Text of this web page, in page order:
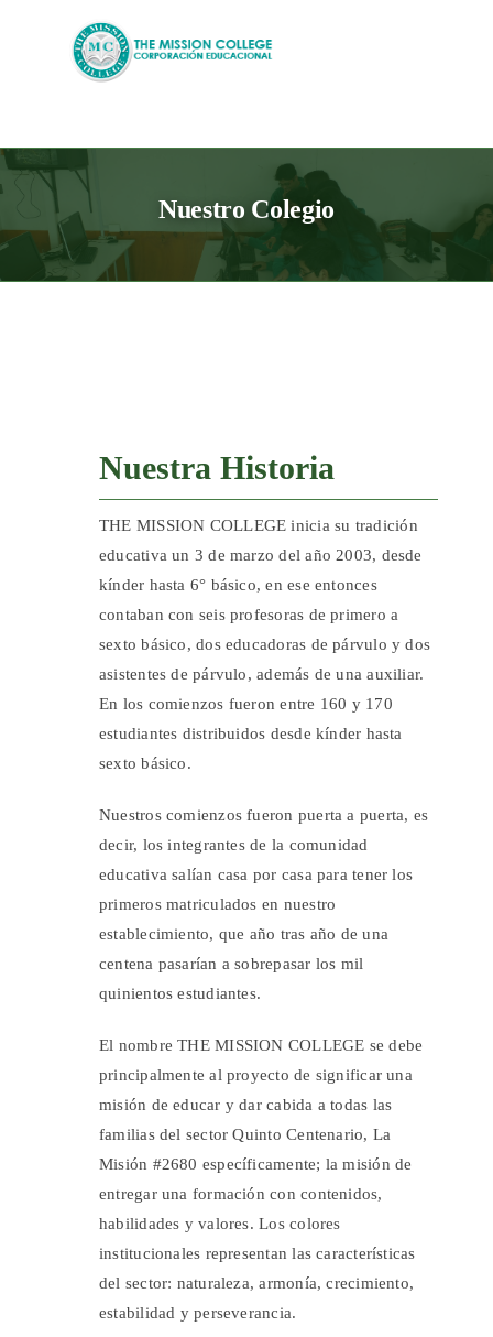
Nuestro Colegio
Nuestra Historia
THE MISSION COLLEGE inicia su tradición
educativa un 3 de marzo del año 2003, desde
kínder hasta 6° básico, en ese entonces
contaban con seis profesoras de primero a
sexto básico, dos educadoras de párvulo y dos
asistentes de párvulo, además de una auxiliar.
En los comienzos fueron entre 160 y 170
estudiantes distribuidos desde kínder hasta
sexto básico.
Nuestros comienzos fueron puerta a puerta, es
decir, los integrantes de la comunidad
educativa salían casa por casa para tener los
primeros matriculados en nuestro
establecimiento, que año tras año de una
centena pasarían a sobrepasar los mil
quinientos estudiantes.
El nombre THE MISSION COLLEGE se debe
principalmente al proyecto de significar una
misión de educar y dar cabida a todas las
familias del sector Quinto Centenario, La
Misión #2680 específicamente; la misión de
entregar una formación con contenidos,
habilidades y valores. Los colores
institucionales representan las características
del sector: naturaleza, armonía, crecimiento,
estabilidad y perseverancia.